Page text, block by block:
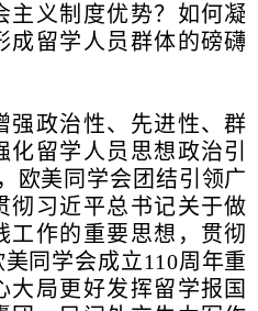
主义制度优势？如何凝
成留学人员群体的磅礴
政治性、先进性、群
留学人员思想政治引
欧美同学会团结引领广
彻习近平总书记关于做
工作的重要思想，贯彻
同学会成立110周年重
大局更好发挥留学报国